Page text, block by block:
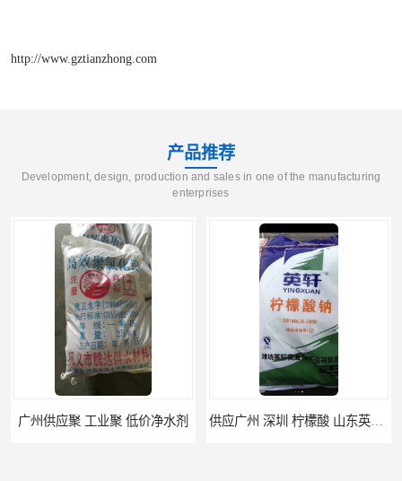
http://www.gztianzhong.com
产品推荐
Development, design, production and sales in one of the manufacturing
enterprises
广州供应聚 工业聚 低价净水剂